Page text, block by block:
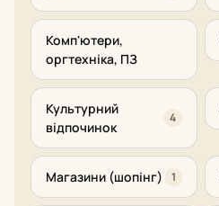
Комп'ютери,
оргтехніка, ПЗ
Культурний
відпочинок
4
Магазини (шопінг) 1